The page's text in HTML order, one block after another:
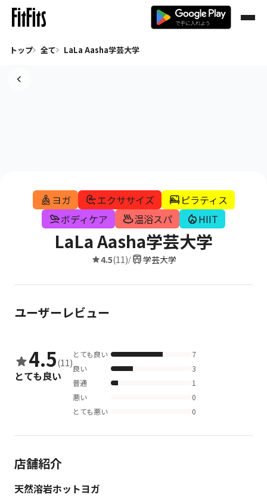
トップ 全て LaLa Aasha学芸大学
ヨガ エクササイズ
ピラティス
ボディケア
温浴スパ HIIT
LaLa Aasha学芸大学
4.5(11)/ 学芸大学
ユーザーレビュー
4.5(11)
とても良い
とても良い
7
良い
3
普通
1
悪い
0
とても悪い
0
店舗紹介
天然溶岩ホットヨガ